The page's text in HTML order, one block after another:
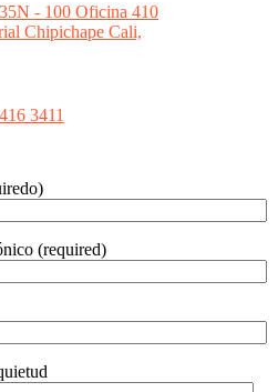
- 100 Oficina 410
Chipichape Cali,
3411
(required)